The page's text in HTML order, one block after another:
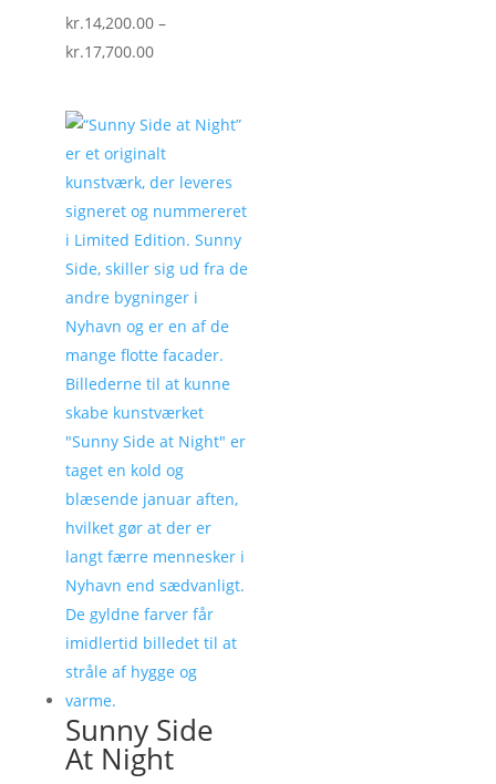
kr.14,200.00 –
kr.17,700.00Prisinterval:
kr.17,700.00
Sunny Side
At Night